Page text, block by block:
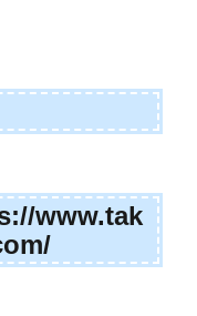
www.tak